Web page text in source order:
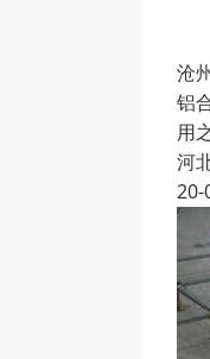
沧
铝
用
河
20-